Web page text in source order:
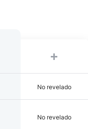
No revelado
No revelado